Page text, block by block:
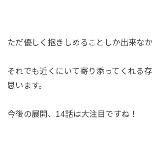
ただ優しく抱きしめることしか出来なか
それでも近くにいて寄り添ってくれる
思います。
今後の展開、14話は大注目ですね！